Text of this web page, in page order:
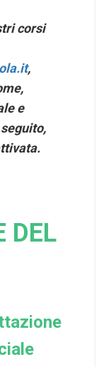
corsi
,
e
DEL